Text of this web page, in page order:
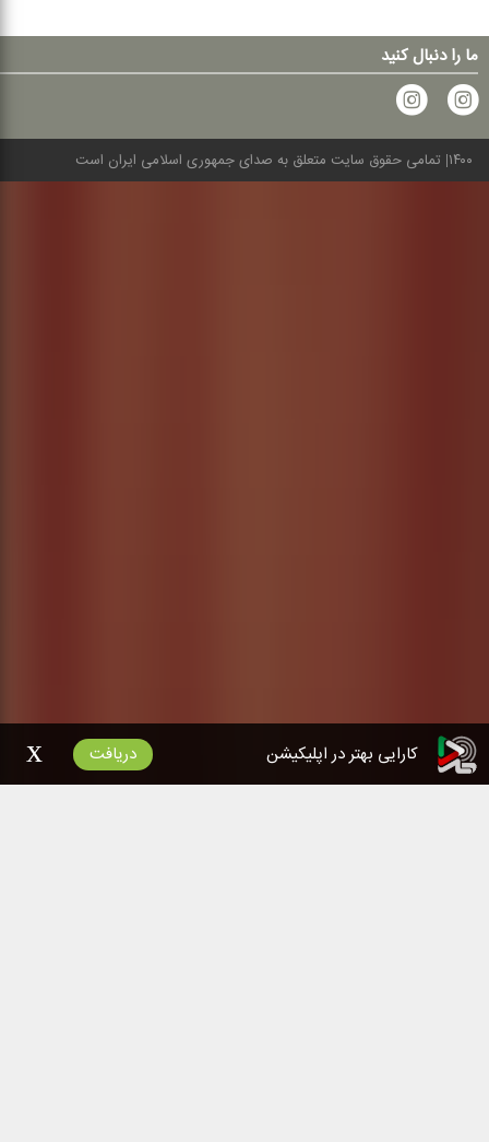
ما را دنبال کنید
۱۴۰۰ تمامی حقوق سایت متعلق به صدای جمهوری اسلامی ایران است
کارایی بهتر در اپلیکیشن دریافت x